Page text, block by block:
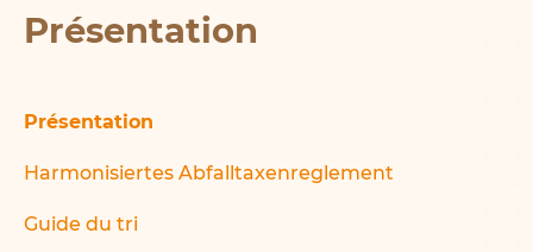
Présentation
Présentation
Harmonisiertes Abfalltaxenreglement
Guide du tri